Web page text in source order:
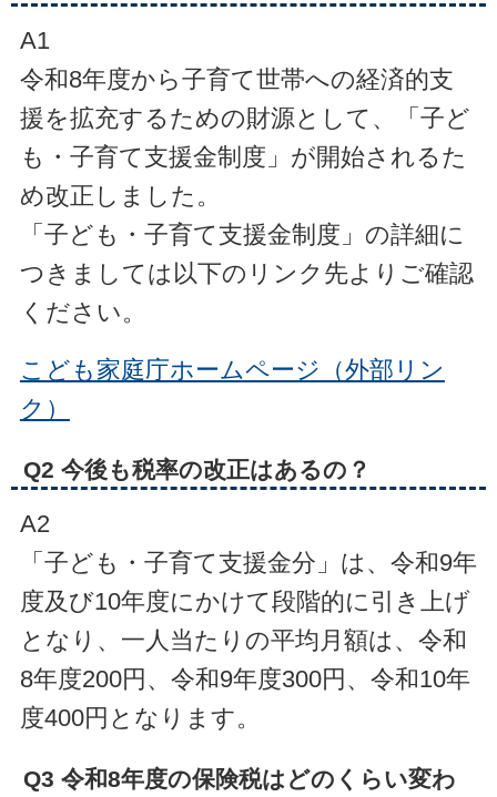
A1
令和8年度から子育て世帯への経済的支
援を拡充するための財源として、「子ど
も・子育て支援金制度」が開始されるた
め改正しました。
「子ども・子育て支援金制度」の詳細に
つきましては以下のリンク先よりご確認
ください。
こども家庭庁ホームページ（外部リン
ク）
Q2 今後も税率の改正はあるの？
A2
「子ども・子育て支援金分」は、令和9年
度及び10年度にかけて段階的に引き上げ
となり、 一人当たりの平均月額は、令和
8年度200円、令和9年度300円、令和10年
度400円となります。
Q3 令和8年度の保険税はどのくらい変わ